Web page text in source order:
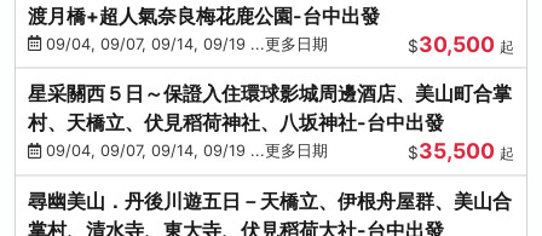
渡月橋+超人氣奈良梅花鹿公園-台中出發
09/04, 09/07, 09/14, 09/19 ...更多日期 $30,500 起
星采關西５日～保證入住環球影城周邊酒店、美山町合掌
村、天橋立、伏見稻荷神社、八坂神社-台中出發
09/04, 09/07, 09/14, 09/19 ...更多日期 $35,500 起
尋幽美山．丹後川遊五日－天橋立、伊根舟屋群、美山合
掌村、清水寺、東大寺、伏見稻荷大社-台中出發